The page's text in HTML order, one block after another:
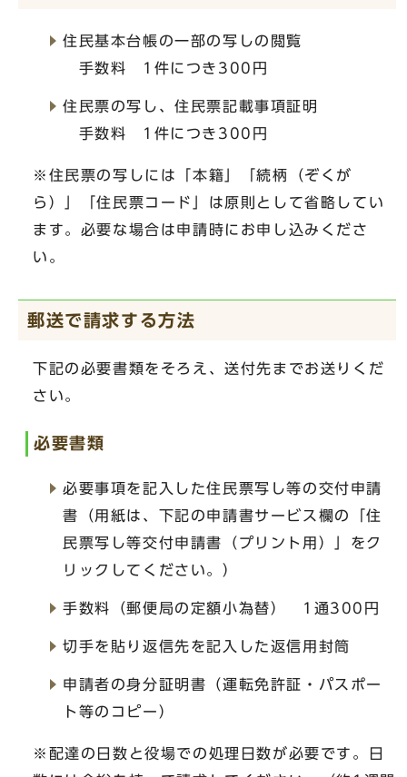
住民基本台帳の一部の写しの閲覧
手数料 1件につき300円
住民票の写し、住民票記載事項証明
手数料 1件につき300円
※住民票の写しには「本籍」「続柄（ぞくが
ら）」「住民票コード」は原則として省略してい
ます。必要な場合は申請時にお申し込みくださ
い。
郵送で請求する方法
下記の必要書類をそろえ、送付先までお送りくだ
さい。
必要書類
必要事項を記入した住民票写し等の交付申請
書（用紙は、下記の申請書サービス欄の「住
民票写し等交付申請書（プリント用）」をク
リックしてください。）
手数料（郵便局の定額小為替） 1通300円
切手を貼り返信先を記入した返信用封筒
申請者の身分証明書（運転免許証・パスポー
ト等のコピー）
※配達の日数と役場での処理日数が必要です。日